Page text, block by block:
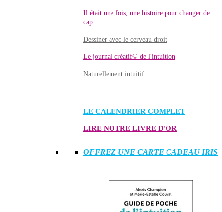
Il était une fois, une histoire pour changer de
cap
Dessiner avec le cerveau droit
Le journal créatif© de l'intuition
Naturellement intuitif
LE CALENDRIER COMPLET
LIRE NOTRE LIVRE D'OR
OFFREZ UNE CARTE CADEAU IRIS